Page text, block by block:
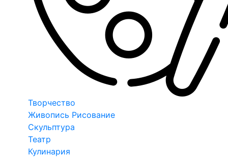
Творчество
Живопись Рисование
Скульптура
Театр
Кулинария